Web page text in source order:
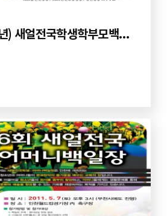
제27회(2012년) 새얼전국학생학부모백일장